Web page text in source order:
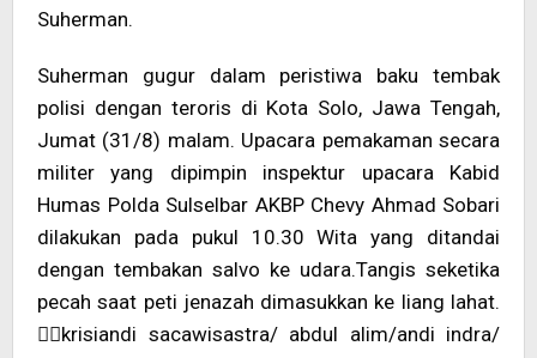
Suherman.
Suherman gugur dalam peristiwa baku tembak
polisi dengan teroris di Kota Solo, Jawa Tengah,
Jumat (31/8) malam. Upacara pemakaman secara
militer yang dipimpin inspektur upacara Kabid
Humas Polda Sulselbar AKBP Chevy Ahmad Sobari
dilakukan pada pukul 10.30 Wita yang ditandai
dengan tembakan salvo ke udara.Tangis seketika
pecah saat peti jenazah dimasukkan ke liang lahat.
krisiandi sacawisastra/ abdul alim/andi indra/